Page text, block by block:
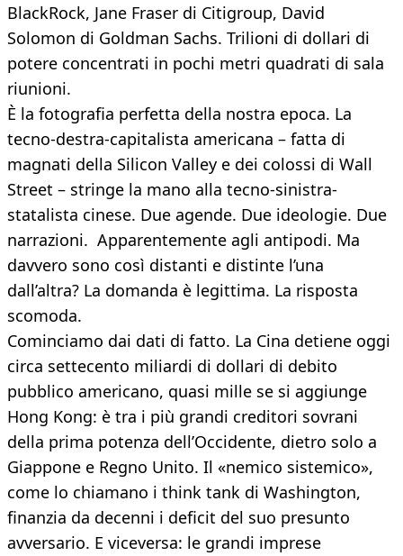
BlackRock, Jane Fraser di Citigroup, David
Solomon di Goldman Sachs. Trilioni di dollari di
potere concentrati in pochi metri quadrati di sala
riunioni.
È la fotografia perfetta della nostra epoca. La
tecno-destra-capitalista americana – fatta di
magnati della Silicon Valley e dei colossi di Wall
Street – stringe la mano alla tecno-sinistra-
statalista cinese. Due agende. Due ideologie. Due
narrazioni. Apparentemente agli antipodi. Ma
davvero sono così distanti e distinte l’una
dall’altra? La domanda è legittima. La risposta
scomoda.
Cominciamo dai dati di fatto. La Cina detiene oggi
circa settecento miliardi di dollari di debito
pubblico americano, quasi mille se si aggiunge
Hong Kong: è tra i più grandi creditori sovrani
della prima potenza dell’Occidente, dietro solo a
Giappone e Regno Unito. Il «nemico sistemico»,
come lo chiamano i think tank di Washington,
finanzia da decenni i deficit del suo presunto
avversario. E viceversa: le grandi imprese